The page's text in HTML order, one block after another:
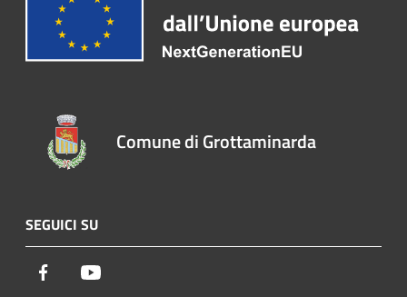
Comune di Grottaminarda
SEGUICI SU
Facebook